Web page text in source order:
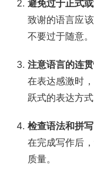
避免过于正式
致谢的语言应
不要过于随意。
注意语言的连
在表达感激时
跃式的表达方式
检查语法和拼写
在完成写作后
质量。